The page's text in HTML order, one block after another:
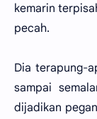
kemarin
pecah.
Dia terapung-
sampai
dijadikan